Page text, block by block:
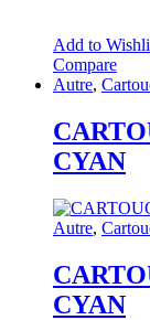
Add to
Compare
Autre,
CYAN
Autre,
CYAN